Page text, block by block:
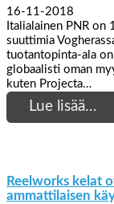
16-11-2018
Italialainen PNR
suuttimia
tuotantopinta-ala
globaalisti oman
kuten Projecta…
Lue lisää…
Reelworks kelat
ammattilaisen